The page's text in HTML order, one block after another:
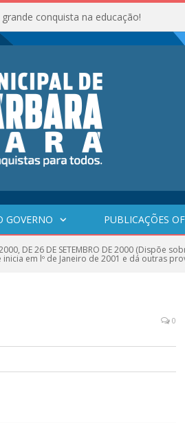
conquista na educação!
GOVERNO PUBLICAÇÕES
DE 26 DE SETEMBRO DE 2000 (Dispõe
em lº de Janeiro de 2001 e dá outras
0